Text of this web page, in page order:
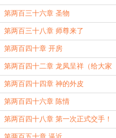
狱！
第两百三十六章 圣物
第两百三十八章 师尊来了
第两百四十章 开房
第两百四十二章 龙凤呈祥（给大家
拜年！）
第两百四十四章 神的外皮
第两百四十六章 陈情
第两百四十八章 第一次正式交手！